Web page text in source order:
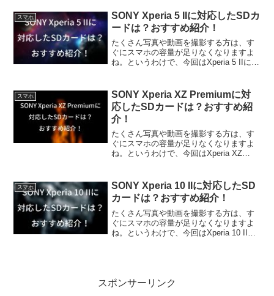
カードを紹介していきます
スマホ
SONY Xperia 5 IIに対応したSDカ
ードは？おすすめ紹介！
たくさん写真や動画を撮影する方は、す
ぐにスマホの容量が足りなくなりますよ
ね。というわけで、今回はXperia 5 IIにど
を紹介していきます
スマホ
SONY Xperia XZ Premiumに対
応したSDカードは？おすすめ紹
介！
たくさん写真や動画を撮影する方は、す
ぐにスマホの容量が足りなくなりますよ
ね。というわけで、今回はXperia XZ
すめSDカードを紹介していきます
スマホ
SONY Xperia 10 IIに対応したSD
カードは？おすすめ紹介！
たくさん写真や動画を撮影する方は、す
ぐにスマホの容量が足りなくなりますよ
ね。というわけで、今回はXperia 10 IIに
スポンサーリンク